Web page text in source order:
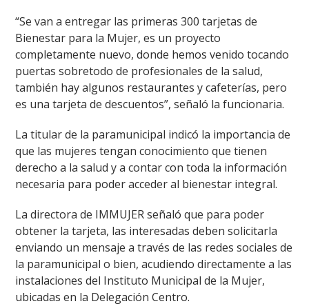
“Se van a entregar las primeras 300 tarjetas de
Bienestar para la Mujer, es un proyecto
completamente nuevo, donde hemos venido tocando
puertas sobretodo de profesionales de la salud,
también hay algunos restaurantes y cafeterías, pero
es una tarjeta de descuentos”, señaló la funcionaria.
La titular de la paramunicipal indicó la importancia de
que las mujeres tengan conocimiento que tienen
derecho a la salud y a contar con toda la información
necesaria para poder acceder al bienestar integral.
La directora de IMMUJER señaló que para poder
obtener la tarjeta, las interesadas deben solicitarla
enviando un mensaje a través de las redes sociales de
la paramunicipal o bien, acudiendo directamente a las
instalaciones del Instituto Municipal de la Mujer,
ubicadas en la Delegación Centro.